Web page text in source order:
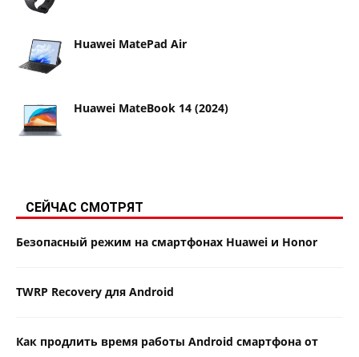
Huawei MatePad Air
Huawei MateBook 14 (2024)
СЕЙЧАС СМОТРЯТ
Безопасный режим на смартфонах Huawei и Honor
TWRP Recovery для Android
Как продлить время работы Android смартфона от